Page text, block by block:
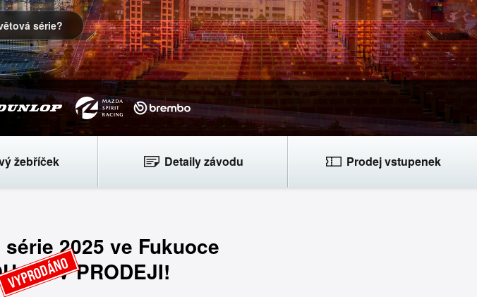
série?
žebříček Detaily závodu Prodej vstupenek
2025 ve Fukuoce
JIŽ V PRODEJI!
VYPRODÁNO